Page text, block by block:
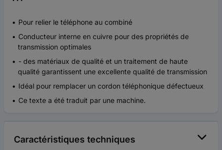
Pour relier le téléphone au combiné
Conducteur interne en cuivre pour des propriétés de
transmission optimales
- des matériaux de qualité et un traitement de haute
qualité garantissent une excellente qualité de transmission
Idéal pour remplacer un cordon téléphonique défectueux
Ce texte a été traduit par une machine.
Caractéristiques techniques